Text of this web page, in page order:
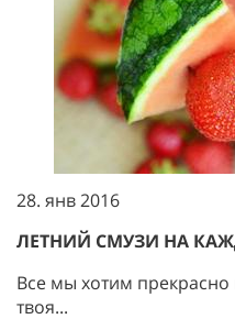
28. янв 2016
ЛЕТНИЙ СМУЗИ НА
Все мы хотим
твоя...